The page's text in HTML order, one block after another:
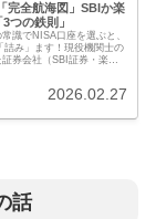
完全航海図」SBIか楽
つの鉄則」
識でNISA口座を選ぶと、
詰み」ます！現役機関士の
券会社（SBI証券・楽天
2026.02.27
話